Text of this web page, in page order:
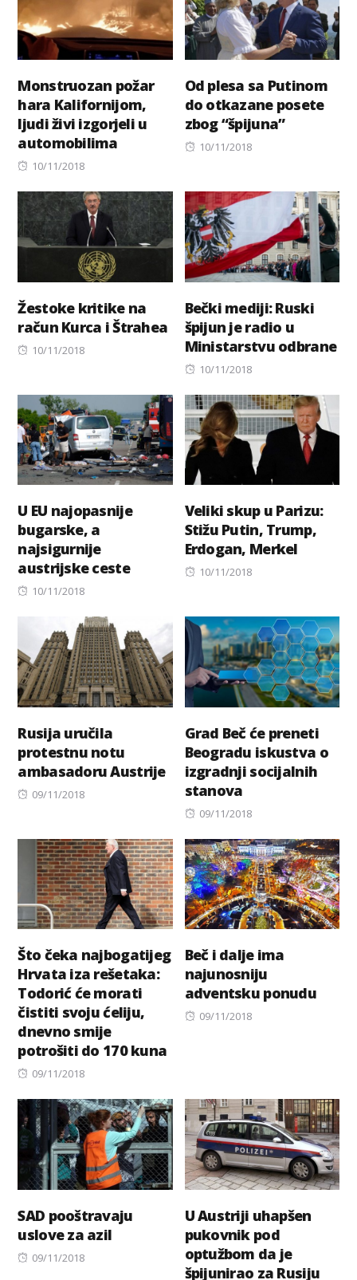
Monstruozan požar
hara Kalifornijom,
ljudi živi izgorjeli u
automobilima
Posted
10/11/2018
Od plesa sa Putinom
do otkazane posete
zbog “špijuna”
Posted
10/11/2018
Žestoke kritike na
račun Kurca i Štrahea
Posted
10/11/2018
Bečki mediji: Ruski
špijun je radio u
Ministarstvu odbrane
Posted
10/11/2018
U EU najopasnije
bugarske, a
najsigurnije
austrijske ceste
Posted
10/11/2018
Veliki skup u Parizu:
Stižu Putin, Trump,
Erdogan, Merkel
Posted
10/11/2018
Rusija uručila
protestnu notu
ambasadoru Austrije
Posted
09/11/2018
Grad Beč će preneti
Beogradu iskustva o
izgradnji socijalnih
stanova
Posted
09/11/2018
Što čeka najbogatijeg
Hrvata iza rešetaka:
Todorić će morati
čistiti svoju ćeliju,
dnevno smije
potrošiti do 170 kuna
Posted
09/11/2018
Beč i dalje ima
najunosniju
adventsku ponudu
Posted
09/11/2018
SAD pooštravaju
uslove za azil
Posted
09/11/2018
U Austriji uhapšen
pukovnik pod
optužbom da je
špijunirao za Rusiju